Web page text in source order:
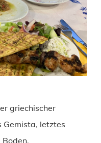
griechischer
Gemista, letztes